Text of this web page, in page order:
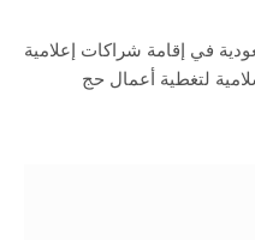
في إقامة شراكات إعلامية
لتغطية أعمال حج